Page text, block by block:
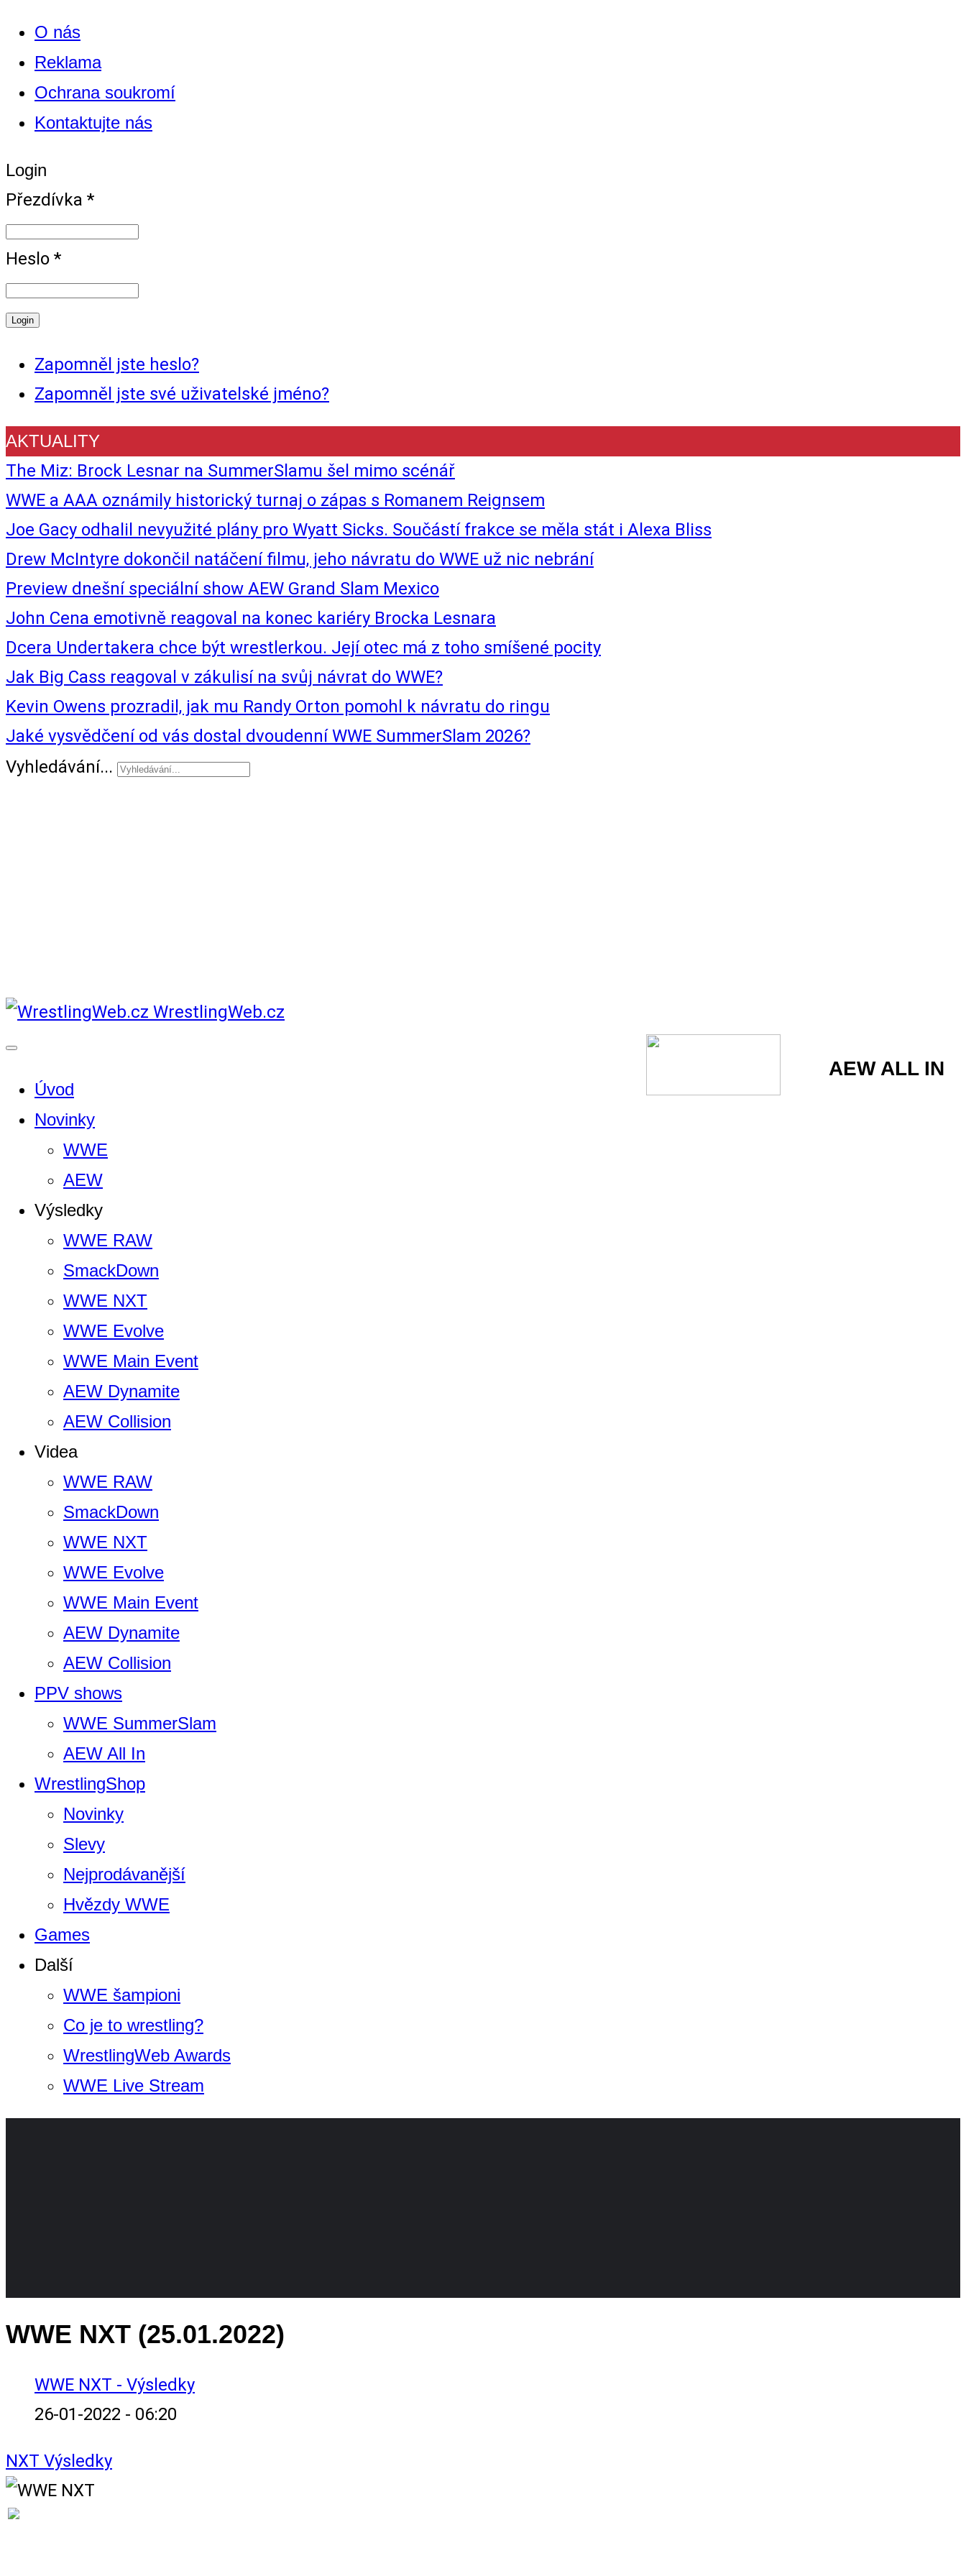
O nás
Reklama
Ochrana soukromí
Kontaktujte nás
Login
Přezdívka *
Heslo *
Zapomněl jste heslo?
Zapomněl jste své uživatelské jméno?
AKTUALITY
The Miz: Brock Lesnar na SummerSlamu šel mimo scénář
WWE a AAA oznámily historický turnaj o zápas s Romanem Reignsem
Joe Gacy odhalil nevyužité plány pro Wyatt Sicks. Součástí frakce se měla stát i Alexa Bliss
Drew McIntyre dokončil natáčení filmu, jeho návratu do WWE už nic nebrání
Preview dnešní speciální show AEW Grand Slam Mexico
John Cena emotivně reagoval na konec kariéry Brocka Lesnara
Dcera Undertakera chce být wrestlerkou. Její otec má z toho smíšené pocity
Jak Big Cass reagoval v zákulisí na svůj návrat do WWE?
Kevin Owens prozradil, jak mu Randy Orton pomohl k návratu do ringu
Jaké vysvědčení od vás dostal dvoudenní WWE SummerSlam 2026?
Vyhledávání...
WrestlingWeb.cz
AEW ALL IN
Úvod
Novinky
WWE
AEW
Výsledky
WWE RAW
SmackDown
WWE NXT
WWE Evolve
WWE Main Event
AEW Dynamite
AEW Collision
Videa
WWE RAW
SmackDown
WWE NXT
WWE Evolve
WWE Main Event
AEW Dynamite
AEW Collision
PPV shows
WWE SummerSlam
AEW All In
WrestlingShop
Novinky
Slevy
Nejprodávanější
Hvězdy WWE
Games
Další
WWE šampioni
Co je to wrestling?
WrestlingWeb Awards
WWE Live Stream
WWE NXT (25.01.2022)
WWE NXT - Výsledky
26-01-2022 - 06:20
NXT Výsledky